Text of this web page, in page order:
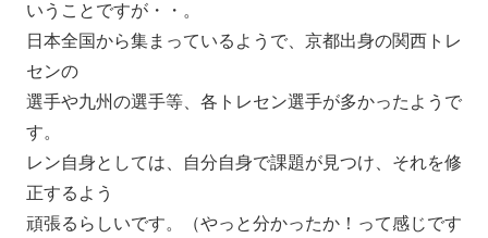
いうことですが・・。
日本全国から集まっているようで、京都出身の関西トレ
センの
選手や九州の選手等、各トレセン選手が多かったようで
す。
レン自身としては、自分自身で課題が見つけ、それを修
正するよう
頑張るらしいです。（やっと分かったか！って感じです